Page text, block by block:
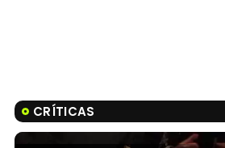
CRÍTICAS